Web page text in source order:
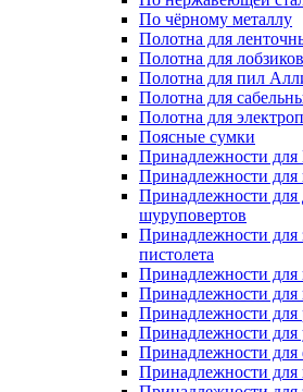
По чёрному металлу
Полотна для
Полотна для лобзиков
Полотна для пил
Полотна для
Полотна для
Поясные сумки
Принадлежности для
Принадлежности для
Принадлежности для
шуруповертов
Принадлежности для
пистолета
Принадлежности для
Принадлежности для
Принадлежности для
Принадлежности
Принадлежности для
Принадлежности